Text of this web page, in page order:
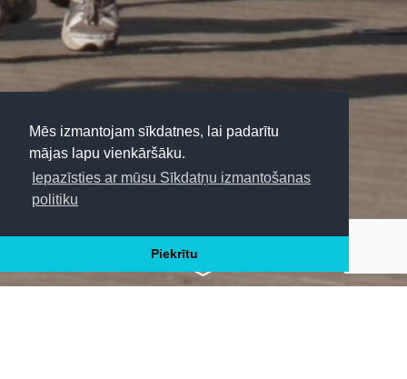
Mēs izmantojam sīkdatnes, lai padarītu
mājas lapu vienkāršāku.
Iepazīsties ar mūsu Sīkdatņu izmantošanas
politiku
PiekrītuCEĻO TĀLĀK